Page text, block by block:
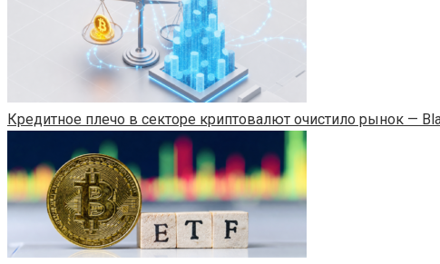
Кредитное плечо в секторе криптовалют очистило рынок —